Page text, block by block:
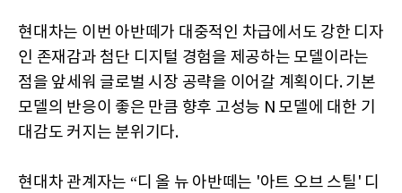
현대차는 이번 아반떼가 대중적인 차급에서도 강한 디자
인 존재감과 첨단 디지털 경험을 제공하는 모델이라는
점을 앞세워 글로벌 시장 공략을 이어갈 계획이다. 기본
모델의 반응이 좋은 만큼 향후 고성능 N 모델에 대한 기
대감도 커지는 분위기다.
현대차 관계자는 “디 올 뉴 아반떼는 '아트 오브 스틸' 디